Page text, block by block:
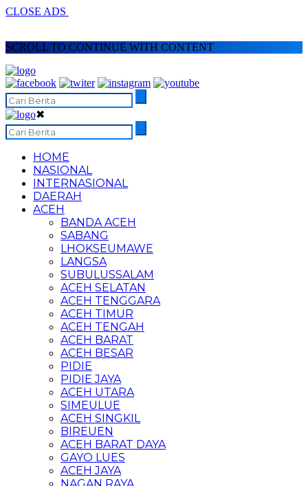
CLOSE ADS
SCROLL TO CONTINUE WITH CONTENT
✖
HOME
NASIONAL
INTERNASIONAL
DAERAH
ACEH
BANDA ACEH
SABANG
LHOKSEUMAWE
LANGSA
SUBULUSSALAM
ACEH SELATAN
ACEH TENGGARA
ACEH TIMUR
ACEH TENGAH
ACEH BARAT
ACEH BESAR
PIDIE
PIDIE JAYA
ACEH UTARA
SIMEULUE
ACEH SINGKIL
BIREUEN
ACEH BARAT DAYA
GAYO LUES
ACEH JAYA